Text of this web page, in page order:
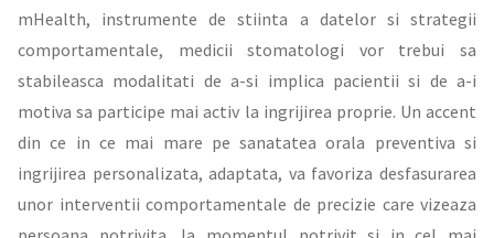
mHealth, instrumente de stiinta a datelor si strategii
comportamentale, medicii stomatologi vor trebui sa
stabileasca modalitati de a-si implica pacientii si de a-i
motiva sa participe mai activ la ingrijirea proprie. Un accent
din ce in ce mai mare pe sanatatea orala preventiva si
ingrijirea personalizata, adaptata, va favoriza desfasurarea
unor interventii comportamentale de precizie care vizeaza